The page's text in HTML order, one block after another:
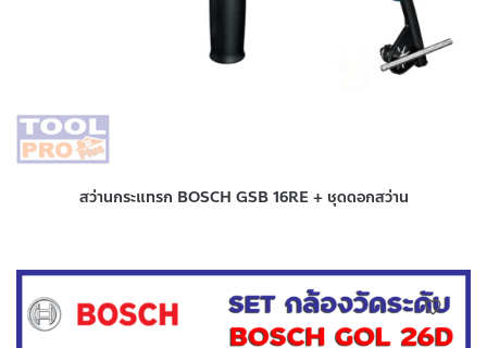
สว่านกระแทรก BOSCH GSB 16RE + ชุดดอกสว่าน